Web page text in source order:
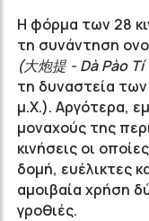
Η φόρμα των 28
τη συνάντηση
(大炮提 - Dà Pào
τη δυναστεία των
μ.Χ.). Αργότερα,
μοναχούς της
κινήσεις οι
δομή, ευέλικτες
αμοιβαία χρήση
γροθιές.